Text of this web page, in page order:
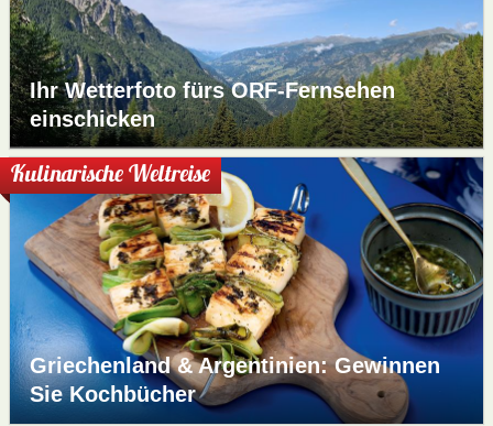
Ihr Wetterfoto fürs ORF-Fernsehen
einschicken
Kulinarische Weltreise
Griechenland & Argentinien: Gewinnen
Sie Kochbücher